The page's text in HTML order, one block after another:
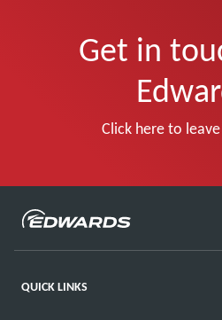
Get in
Click here to
QUICK LINKS